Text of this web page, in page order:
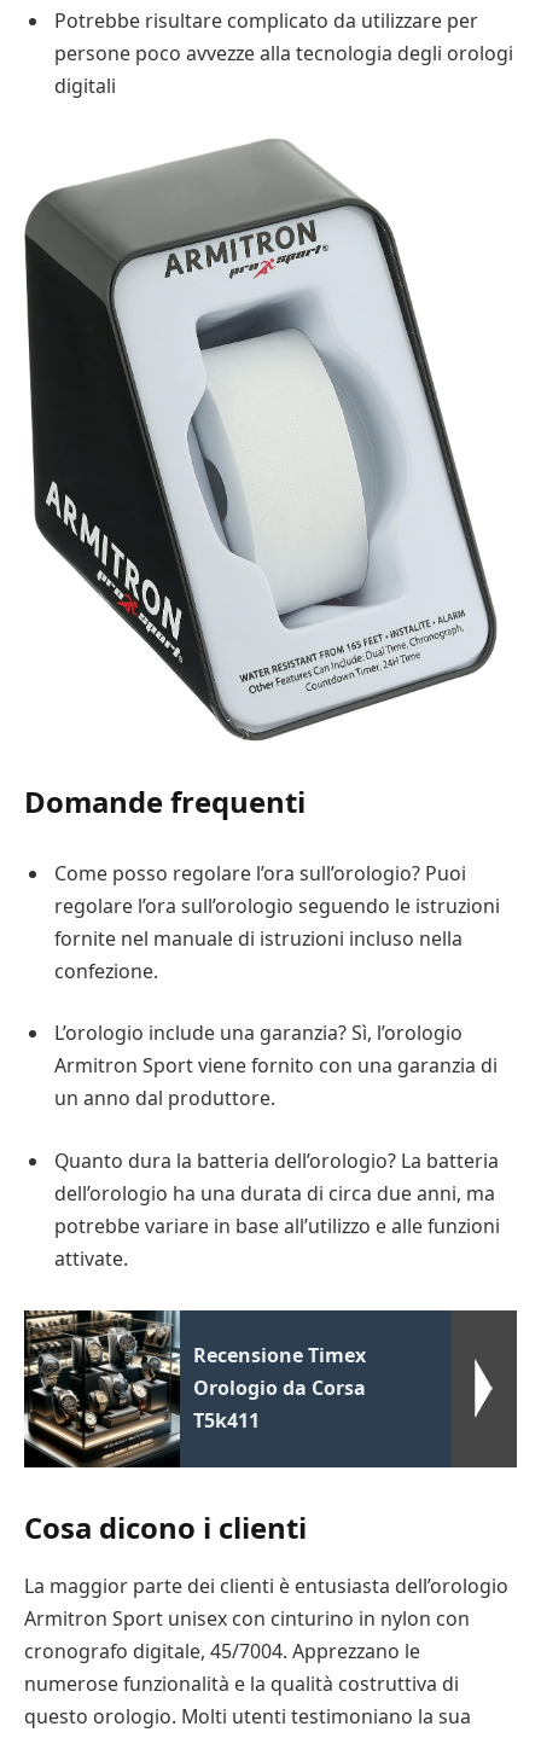
Potrebbe risultare complicato da utilizzare per
persone poco avvezze alla tecnologia degli orologi
digitali
Domande frequenti
Come posso regolare l’ora sull’orologio? Puoi
regolare l’ora sull’orologio seguendo le istruzioni
fornite nel manuale di istruzioni incluso nella
confezione.
L’orologio include una garanzia? Sì, l’orologio
Armitron Sport viene fornito con una garanzia di
un anno dal produttore.
Quanto dura la batteria dell’orologio? La batteria
dell’orologio ha una durata di circa due anni, ma
potrebbe variare in base all’utilizzo e alle funzioni
attivate.
Recensione Timex
Orologio da Corsa
T5k411
Cosa dicono i clienti
La maggior parte dei clienti è entusiasta dell’orologio
Armitron Sport unisex con cinturino in nylon con
cronografo digitale, 45/7004. Apprezzano le
numerose funzionalità e la qualità costruttiva di
questo orologio. Molti utenti testimoniano la sua